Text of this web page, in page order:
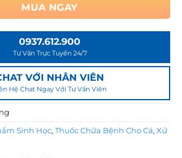
đ
ế
n
1
5
0
,
0
0
0
MUA NGAY
0937.612.900
Tư Vấn Trực Tuyến 24/7
VỚI NHÂN VIÊN
Hệ Chat Ngay Với Tư Vấn Viên
Sinh Học, Thuốc Chữa Bệnh Cho Cá, Xử